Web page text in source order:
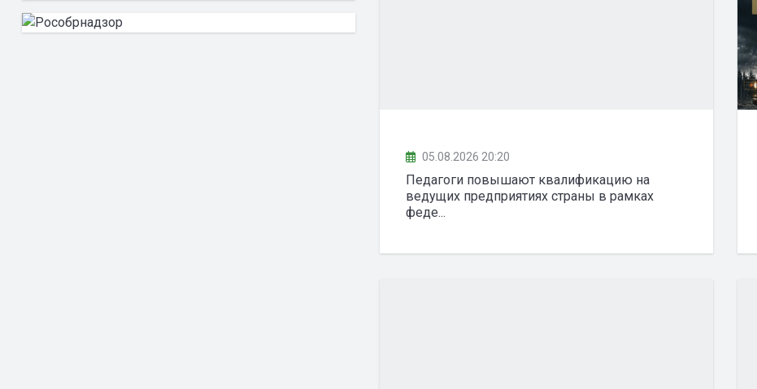
05.08.2026 20:20
Педагоги повышают квалификацию на
ведущих предприятиях страны в рамках
феде...